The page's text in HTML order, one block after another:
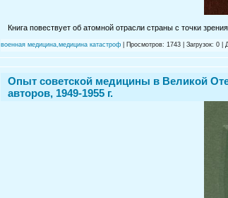
Книга повествует об атомной отрасли страны с точки
военная медицина,медицина катастроф | Просмотров: 1743 | Загрузок: 0 |
Опыт советской медицины в Великой
авторов, 1949-1955 г.